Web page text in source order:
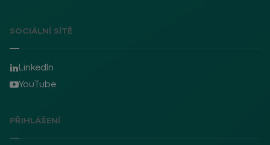
SOCIÁLNÍ SÍTĚ
LinkedIn
YouTube
PŘIHLÁŠENÍ